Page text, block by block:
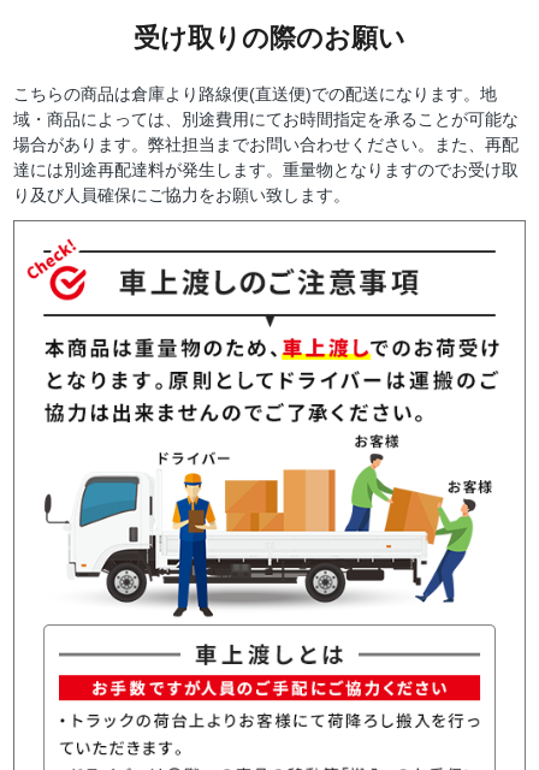
受け取りの際のお願い
こちらの商品は倉庫より路線便(直送便)での配送になります。地
域・商品によっては、別途費用にてお時間指定を承ることが可能な
場合があります。弊社担当までお問い合わせください。また、再配
達には別途再配達料が発生します。重量物となりますのでお受け取
り及び人員確保にご協力をお願い致します。